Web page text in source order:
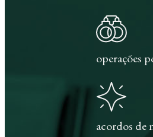
operações
acordos de